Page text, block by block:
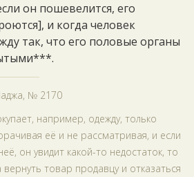
он пошевелится, его
и когда человек
так, что его половые органы
№ 2170
например, одежду, только
её и не рассматривая, и если
он увидит какой-то недостаток, то
товар продавцу и отказаться